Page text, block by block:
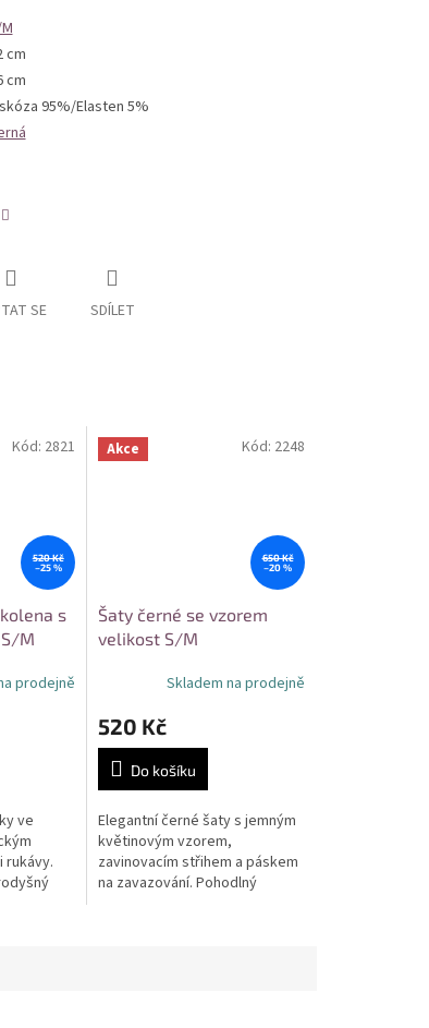
cm
cm
95%/Elasten 5%
SE SDÍLET
520 Kč
–25 %
s
M
prodejně
ve
rukávy.
Kód: 2821 Akce
650 Kč
–20 %
Šaty černé se vzorem
velikost S/M
Skladem na prodejně
520 Kč
Do košíku
Elegantní černé šaty s jemným
květinovým vzorem,
zavinovacím střihem a páskem
na zavazování. Pohodlný
Kód: 2248